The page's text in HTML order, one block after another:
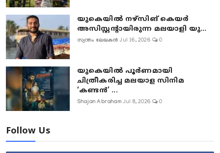
യുകെയിൽ നഴ്സിങ് കെയർ
അസിസ്റ്റന്റായിരുന്ന മലയാളി യു...
സ്വന്തം ലേഖകൻ Jul 16, 2026 0
യുകെയിൽ പൂർണമായി
ചിത്രീകരിച്ച മലയാള സിനിമ
‘കണ്ടൻ’ ...
Shajan Abraham Jul 8, 2026 0
Follow Us